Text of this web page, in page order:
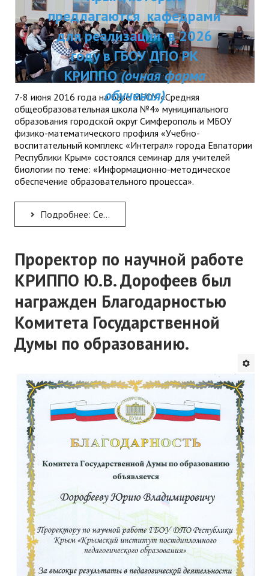
ДПО
Профессиональная переподготовка
Повышение квалификации
КОНТАКТЫ
ДПП ПК:
Актуальное
занятий
предлагаются
для реализации
году в ГБОУ
КРИППО(очная
обучения)
Республики Крым и были одобрены
Ученым советом ГБОУ ДПО РК КРИППО.
Мы надеемся получить Ваши предложения
и отзывы на электронный
адрес:dpo@krippo.ru
Рекомендации «Об организации
сопровождения детей, утративших
родителей, в современных условиях»
7-8 июня 2016 года на базе МБОУ «Средняя
общеобразовательная школа №4» муниципального
образования городской округ Симферополь и МБОУ
физико-математического профиля «Учебно-
воспитательный комплекс «Интеграл» города Евпатории
Республики Крым» состоялся семинар для учителей
биологии по теме: «Информационно-методическое
обеспечение образовательного процесса».
Подробнее: Cеминар для учителей биологии
Проректор по научной работе
КРИППО Ю.В. Дорофеев был
награжден Благодарностью
Комитета Государственной
Думы по образованию.